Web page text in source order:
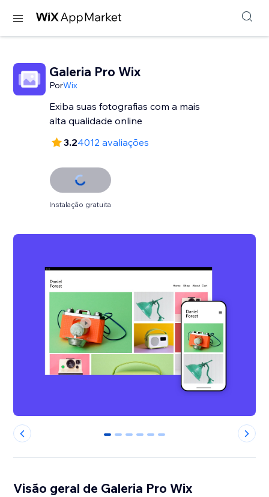
Galeria Pro Wix
PorWix
Exiba suas fotografias com a mais
alta qualidade online
3.24012 avaliações
Instalação gratuita
0 1 2 3 4 5
Visão geral de Galeria Pro Wix